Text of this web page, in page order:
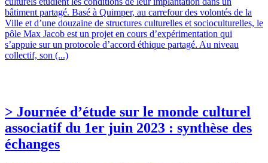
bâtiment partagé. Basé à Quimper, au carrefour des volontés de la
Ville et d’une douzaine de structures culturelles et socioculturelles, le
pôle Max Jacob est un projet en cours d’expérimentation qui
s’appuie sur un protocole d’accord éthique partagé. Au niveau
collectif, son (...)
> Journée d’étude sur le monde culturel
associatif du 1er juin 2023 : synthèse des
échanges